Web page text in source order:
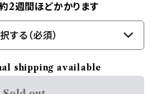
2週間ほどかかります
する（必須）
shipping available